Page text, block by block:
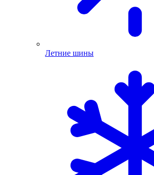
Летние шины